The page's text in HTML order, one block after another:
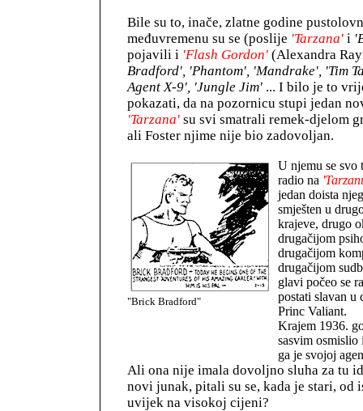
Bile su to, inače, zlatne godine
međuvremenu su se (poslije 'Tarzana' i
pojavili i 'Flash Gordon' (Alexandra
Bradford', 'Phantom', 'Mandrake', 'Tim
Agent X-9', 'Jungle Jim' ... I bilo je to
pokazati, da na pozornicu stupi jedan
'Tarzana' su svi smatrali remek-djelom
ali Foster njime nije bio zadovoljan.
"Brick Bradford"
U njemu se svo
radio na
jedan doista
smješten u
krajeve, drugo
drugačijom
drugačijom
drugačijom
glavi počeo se
postati slavan u
Princ Valiant.
Krajem 1936.
sasvim
ga je svojoj
Ali ona nije imala dovoljno sluha za tu
novi junak, pitali su se, kada je stari, od
uvijek na visokoj cijeni?